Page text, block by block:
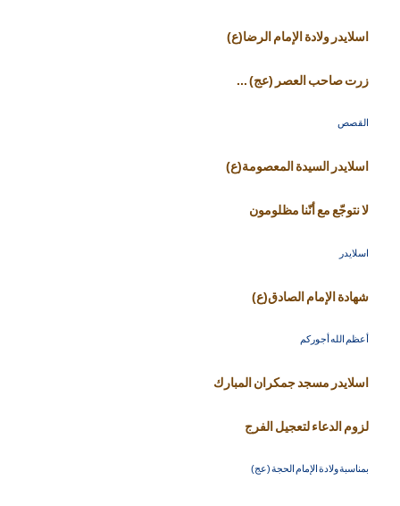
اسلايدر ولادة الإمام الرضا(ع)
زرت صاحب العصر (عج) ...
القصص
اسلايدر السيدة المعصومة(ع)
لا نتوجّع مع أنّنا مظلومون
اسلايدر
شهادة الإمام الصادق(ع)
أعظم الله أجوركم
اسلايدر مسجد جمكران المبارك
لزوم الدعاء لتعجيل الفرج
بمناسبة ولادة الإمام الحجة (عج)